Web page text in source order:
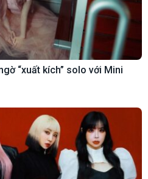
“xuất kích” solo với Mini